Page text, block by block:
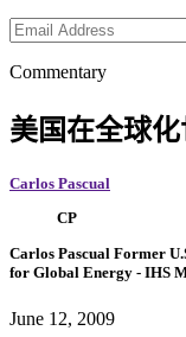
Commentary
美国在全球
Carlos Pascual
CP
Carlos Pascual Former
for Global Energy - IHS
June 12, 2009